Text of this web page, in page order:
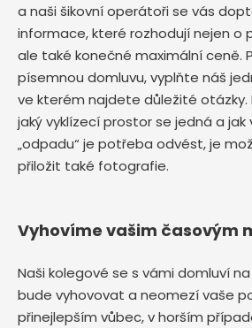
a naši šikovní operátoři se vás
informace, které rozhodují nejen o
ale také konečné maximální ceně.
písemnou domluvu, vyplňte náš
ve kterém najdete důležité otázky.
jaký vyklízecí prostor se jedná a jak
„odpadu“ je potřeba odvést, je
přiložit také fotografie.
Vyhovíme vašim časovým
Naši kolegové se s vámi domluví
bude vyhovovat a neomezí vaše
přinejlepším vůbec, v horším